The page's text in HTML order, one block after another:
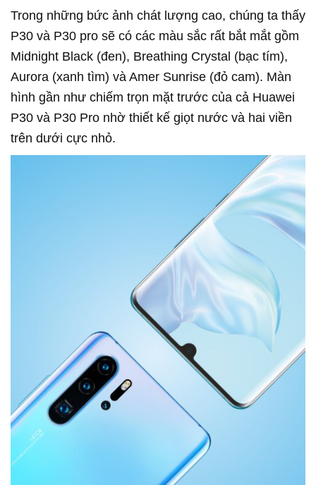
Trong những bức ảnh chát lượng cao, chúng ta thấy
P30 và P30 pro sẽ có các màu sắc rất bắt mắt gồm
Midnight Black (đen), Breathing Crystal (bạc tím),
Aurora (xanh tìm) và Amer Sunrise (đỏ cam). Màn
hình gần như chiếm trọn mặt trước của cả Huawei
P30 và P30 Pro nhờ thiết kế giọt nước và hai viền
trên dưới cực nhỏ.